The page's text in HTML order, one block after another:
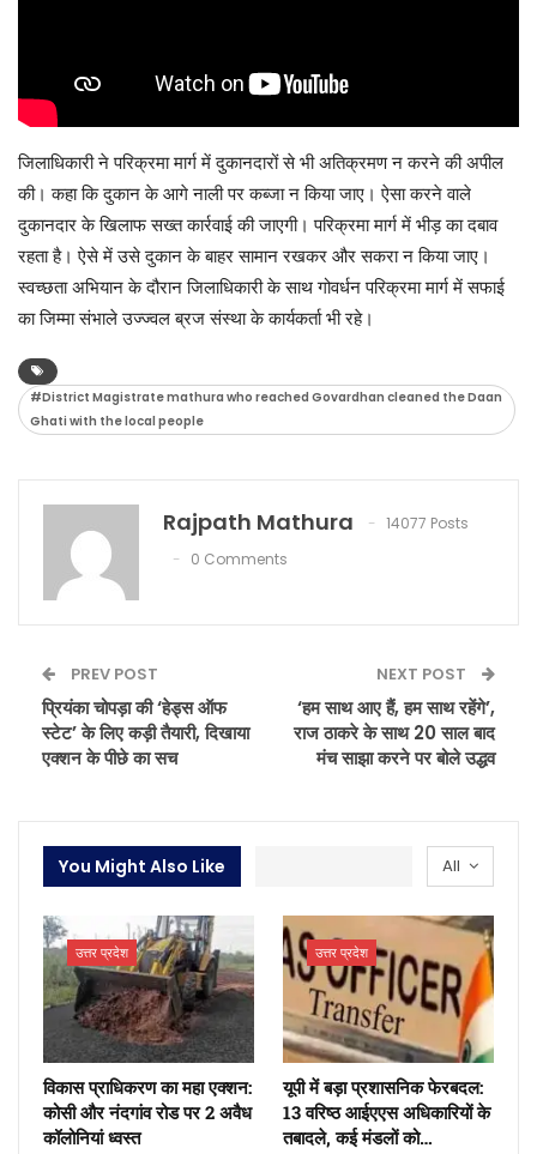
जिलाधिकारी ने परिक्रमा मार्ग में दुकानदारों से भी अतिक्रमण न करने की अपील
की। कहा कि दुकान के आगे नाली पर कब्जा न किया जाए। ऐसा करने वाले
दुकानदार के खिलाफ सख्त कार्रवाई की जाएगी। परिक्रमा मार्ग में भीड़ का दबाव
रहता है। ऐसे में उसे दुकान के बाहर सामान रखकर और सकरा न किया जाए।
स्वच्छता अभियान के दौरान जिलाधिकारी के साथ गोवर्धन परिक्रमा मार्ग में सफाई
का जिम्मा संभाले उज्ज्वल ब्रज संस्था के कार्यकर्ता भी रहे।
#District Magistrate mathura who reached Govardhan cleaned the Daan
Ghati with the local people
Rajpath Mathura
14077 Posts
0 Comments
PREV POST
प्रियंका चोपड़ा की ‘हेड्स ऑफ
स्टेट’ के लिए कड़ी तैयारी, दिखाया
एक्शन के पीछे का सच
NEXT POST
‘हम साथ आए हैं, हम साथ रहेंगे’,
राज ठाकरे के साथ 20 साल बाद
मंच साझा करने पर बोले उद्धव
All
You Might Also Like
उत्तर प्रदेश
​विकास प्राधिकरण का महा एक्शन:
कोसी और नंदगांव रोड पर 2 अवैध
कॉलोनियां ध्वस्त
उत्तर प्रदेश
यूपी में बड़ा प्रशासनिक फेरबदल:
13 वरिष्ठ आईएएस अधिकारियों के
तबादले, कई मंडलों को…